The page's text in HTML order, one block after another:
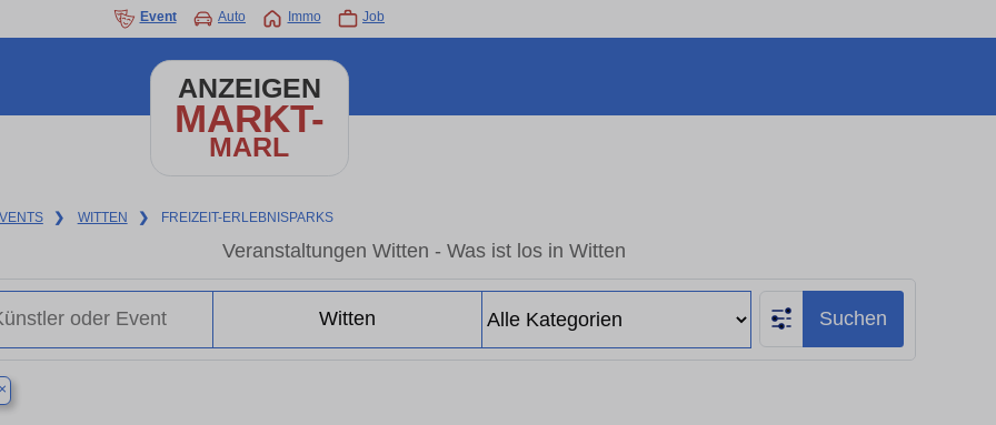
Event Auto Immo Job
ANZEIGEN
MARKT-
MARL
❯ WITTEN ❯ FREIZEIT-ERLEBNISPARKS
Veranstaltungen Witten - Was ist los in Witten
Suchen
×